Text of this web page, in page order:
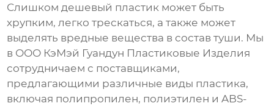
Слишком дешевый пластик может быть
хрупким, легко трескаться, а также может
выделять вредные вещества в состав туши. Мы
в ООО КэМэй Гуандун Пластиковые Изделия
сотрудничаем с поставщиками,
предлагающими различные виды пластика,
включая полипропилен, полиэтилен и ABS-